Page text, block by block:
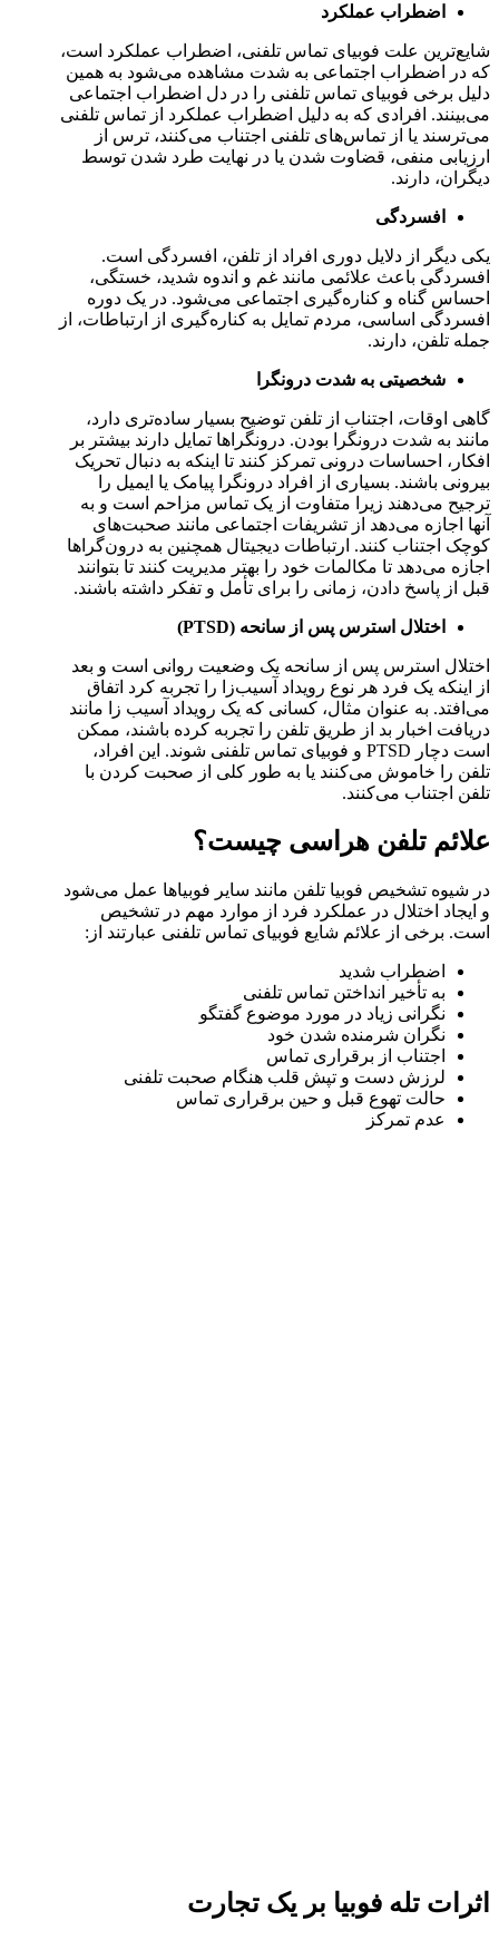
اضطراب عملکرد
شایع‌ترین علت فوبیای تماس تلفنی، اضطراب عملکرد است،
که در اضطراب اجتماعی به شدت مشاهده می‌شود به همین
دلیل برخی فوبیای تماس تلفنی را در دل اضطراب اجتماعی
می‌بینند. افرادی که به دلیل اضطراب عملکرد از تماس تلفنی
می‌ترسند یا از تماس‌های تلفنی اجتناب می‌کنند، ترس از
ارزیابی منفی، قضاوت شدن یا در نهایت طرد شدن توسط
دیگران، دارند.
افسردگی
یکی دیگر از دلایل دوری افراد از تلفن، افسردگی است.
افسردگی باعث علائمی مانند غم و اندوه شدید، خستگی،
احساس گناه و کناره‌گیری اجتماعی می‌شود. در یک دوره
افسردگی اساسی، مردم تمایل به کناره‌گیری از ارتباطات، از
جمله تلفن، دارند.
شخصیتی به شدت درونگرا
گاهی اوقات، اجتناب از تلفن توضیح بسیار ساده‌تری دارد،
مانند به شدت درونگرا بودن. درونگراها تمایل دارند بیشتر بر
افکار، احساسات درونی تمرکز کنند تا اینکه به دنبال تحریک
بیرونی باشند. بسیاری از افراد درونگرا پیامک یا ایمیل را
ترجیح می‌دهند زیرا متفاوت از یک تماس مزاحم است و به
آنها اجازه می‌دهد از تشریفات اجتماعی مانند صحبت‌های
کوچک اجتناب کنند. ارتباطات دیجیتال همچنین به درون‌گراها
اجازه می‌دهد تا مکالمات خود را بهتر مدیریت کنند تا بتوانند
قبل از پاسخ دادن، زمانی را برای تأمل و تفکر داشته باشند.
اختلال استرس پس از سانحه (PTSD)
اختلال استرس پس از سانحه یک وضعیت روانی است و بعد
از اینکه یک فرد هر نوع رویداد آسیب‌زا را تجربه کرد اتفاق
می‌افتد. به عنوان مثال، کسانی که یک رویداد آسیب زا مانند
دریافت اخبار بد از طریق تلفن را تجربه کرده باشند، ممکن
است دچار PTSD و فوبیای تماس تلفنی شوند. این افراد،
تلفن را خاموش می‌کنند یا به طور کلی از صحبت کردن با
تلفن اجتناب می‌کنند.
علائم تلفن هراسی چیست؟
در شیوه تشخیص فوبیا تلفن مانند سایر فوبیاها عمل می‌شود
و ایجاد اختلال در عملکرد فرد از موارد مهم در تشخیص
است. برخی از علائم شایع فوبیای تماس تلفنی عبارتند از:
اضطراب شدید
به تأخیر انداختن تماس تلفنی
نگرانی زیاد در مورد موضوع گفتگو
نگران شرمنده شدن خود
اجتناب از برقراری تماس
لرزش دست و تپش قلب هنگام صحبت تلفنی
حالت تهوع قبل و حین برقراری تماس
عدم تمرکز
اثرات تله فوبیا بر یک تجارت